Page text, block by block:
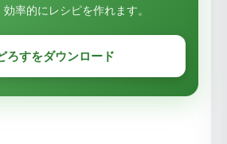
率的にレシピを作れます。
ろすをダウンロード